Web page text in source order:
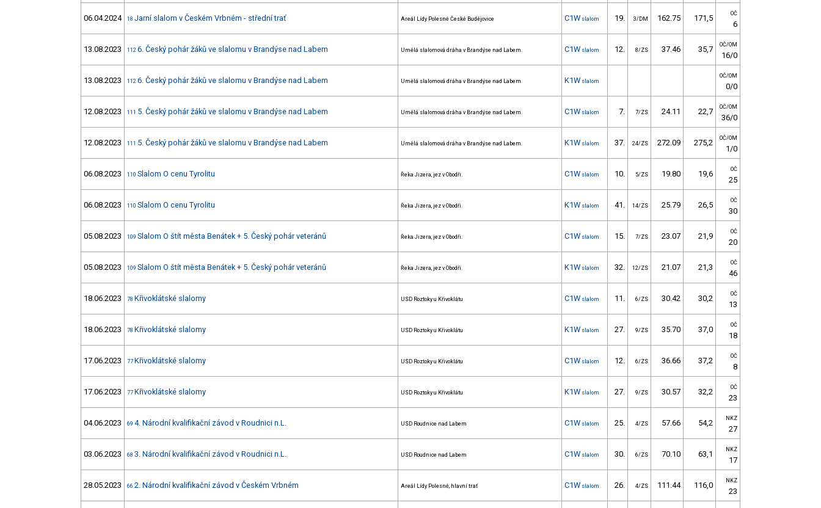
06.04.2024 18 Jarní slalom v Českém Vrbném - střední trať Areál Lídy Polesné České Budějovice C1W slalom 19. 3/DM 162.75 171,5 OČ
6
13.08.2023 112 6. Český pohár žáků ve slalomu v Brandýse nad Labem Umělá slalomová dráha v Brandýse nad Labem. C1W slalom 12. 8/ZS 37.46 35,7 OČ/OM
16/0
13.08.2023 112 6. Český pohár žáků ve slalomu v Brandýse nad Labem Umělá slalomová dráha v Brandýse nad Labem. K1W slalom
OČ/OM
0/0
12.08.2023 111 5. Český pohár žáků ve slalomu v Brandýse nad Labem Umělá slalomová dráha v Brandýse nad Labem. C1W slalom 7. 7/ZS 24.11 22,7 OČ/OM
36/0
12.08.2023 111 5. Český pohár žáků ve slalomu v Brandýse nad Labem Umělá slalomová dráha v Brandýse nad Labem. K1W slalom 37. 24/ZS 272.09 275,2 OČ/OM
1/0
06.08.2023 110 Slalom O cenu Tyrolitu Řeka Jizera, jez v Obodři. C1W slalom 10. 5/ZS 19.80 19,6 OČ
25
06.08.2023 110 Slalom O cenu Tyrolitu Řeka Jizera, jez v Obodři. K1W slalom 41. 14/ZS 25.79 26,5 OČ
30
05.08.2023 109 Slalom O štít města Benátek + 5. Český pohár veteránů Řeka Jizera, jez v Obodři. C1W slalom 15. 7/ZS 23.07 21,9 OČ
20
05.08.2023 109 Slalom O štít města Benátek + 5. Český pohár veteránů Řeka Jizera, jez v Obodři. K1W slalom 32. 12/ZS 21.07 21,3 OČ
46
18.06.2023 78 Křivoklátské slalomy USD Roztoky u Křivoklátu C1W slalom 11. 6/ZS 30.42 30,2 OČ
13
18.06.2023 78 Křivoklátské slalomy USD Roztoky u Křivoklátu K1W slalom 27. 9/ZS 35.70 37,0 OČ
18
17.06.2023 77 Křivoklátské slalomy USD Roztoky u Křivoklátu C1W slalom 12. 6/ZS 36.66 37,2 OČ
8
17.06.2023 77 Křivoklátské slalomy USD Roztoky u Křivoklátu K1W slalom 27. 9/ZS 30.57 32,2 OČ
23
04.06.2023 69 4. Národní kvalifikační závod v Roudnici n.L. USD Roudnice nad Labem C1W slalom 25. 4/ZS 57.66 54,2 NKZ
27
03.06.2023 68 3. Národní kvalifikační závod v Roudnici n.L. USD Roudnice nad Labem C1W slalom 30. 6/ZS 70.10 63,1 NKZ
17
28.05.2023 66 2. Národní kvalifikační závod v Českém Vrbném Areál Lídy Polesné, hlavní trať C1W slalom 26. 4/ZS 111.44 116,0 NKZ
23